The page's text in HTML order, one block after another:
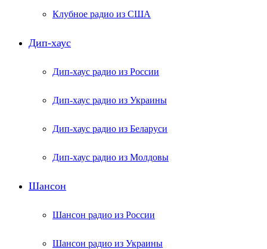
Клубное радио из США
Дип-хаус
Дип-хаус радио из России
Дип-хаус радио из Украины
Дип-хаус радио из Беларуси
Дип-хаус радио из Молдовы
Шансон
Шансон радио из России
Шансон радио из Украины